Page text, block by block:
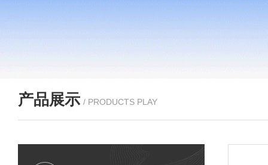
产品展示 / PRODUCTS PLAY